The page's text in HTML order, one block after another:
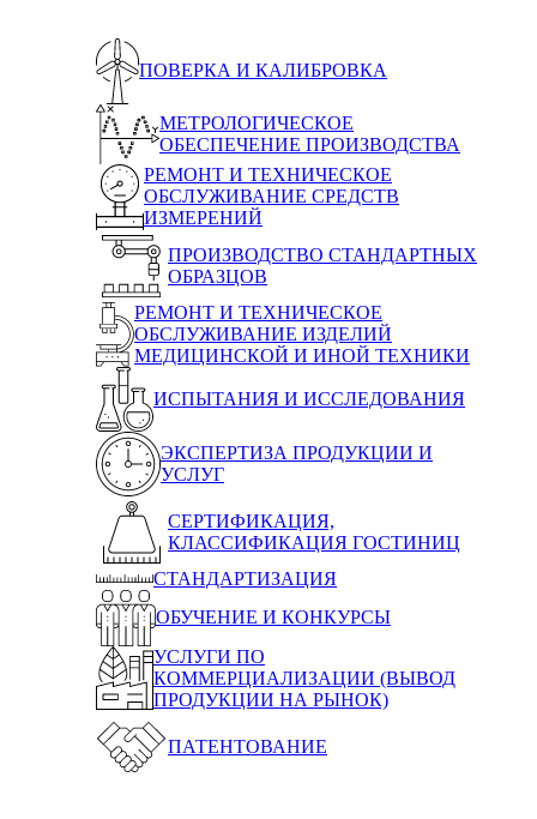
ПОВЕРКА И КАЛИБРОВКА
МЕТРОЛОГИЧЕСКОЕ
ОБЕСПЕЧЕНИЕ ПРОИЗВОДСТВА
РЕМОНТ И ТЕХНИЧЕСКОЕ
ОБСЛУЖИВАНИЕ СРЕДСТВ
ИЗМЕРЕНИЙ
ПРОИЗВОДСТВО СТАНДАРТНЫХ
ОБРАЗЦОВ
РЕМОНТ И ТЕХНИЧЕСКОЕ
ОБСЛУЖИВАНИЕ ИЗДЕЛИЙ
МЕДИЦИНСКОЙ И ИНОЙ ТЕХНИКИ
ИСПЫТАНИЯ И ИССЛЕДОВАНИЯ
ЭКСПЕРТИЗА ПРОДУКЦИИ И
УСЛУГ
СЕРТИФИКАЦИЯ,
КЛАССИФИКАЦИЯ ГОСТИНИЦ
СТАНДАРТИЗАЦИЯ
ОБУЧЕНИЕ И КОНКУРСЫ
УСЛУГИ ПО
КОММЕРЦИАЛИЗАЦИИ (ВЫВОД
ПРОДУКЦИИ НА РЫНОК)
ПАТЕНТОВАНИЕ